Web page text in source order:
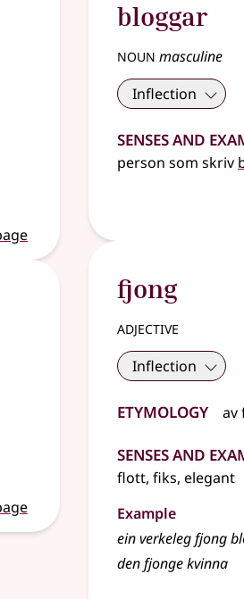
bloggar
noun masculine
Inflection
Senses and
person som skriv
fjong
adjective
Inflection
Etymology av
Senses and
flott, fiks, elegant
Example
ein verkeleg fjong
den fjonge kvinna